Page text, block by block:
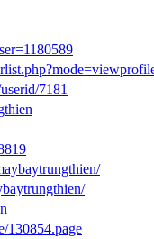
7181
130854.page